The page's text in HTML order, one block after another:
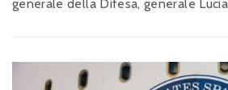
generale della Difesa, generale